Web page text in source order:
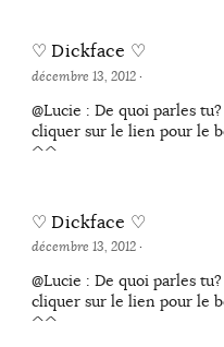
♡ Dickface ♡
décembre 13, 2012·
@Lucie : De quoi parles
cliquer sur le lien pour le
^^
♡ Dickface ♡
décembre 13, 2012·
@Lucie : De quoi parles
cliquer sur le lien pour le
^^